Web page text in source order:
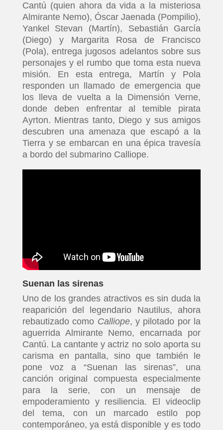
Cantú (quien ahora da vida a la misteriosa
Almirante Nemo), Óscar Jaenada (Pompilio),
Yankel Stevan (Martín), Sebastián García
(Diego) y Margarita Rosa de Francisco
(Pola), entrega jugosos adelantos sobre sus
personajes y el rumbo que toma esta nueva
misión. En esta entrega, Martín y Pola
responden un llamado de emergencia que
los lleva de vuelta a la Dimensión Verne,
donde deben enfrentar al temible pirata
Ayrton. Mientras tanto, Diego y sus amigos
descubren una amenaza que escapó a la
Tierra y se embarcan en una épica travesía
a bordo del submarino Calliope.
Suenan las sirenas
Uno de los grandes atractivos es sin duda la
reaparición del legendario Nautilus, ahora
rebautizado como Calliope, y pilotado por la
aguerrida Almirante Nemo, encarnada por
Cantú. La cantante y actriz no solo aporta su
carisma en pantalla, sino que también le
pone voz a “Suenan las sirenas”, una
canción original compuesta especialmente
para la serie, con un mensaje de
empoderamiento y resiliencia. El videoclip
del tema, con un marcado estilo pop
contemporáneo, ya está disponible y es todo